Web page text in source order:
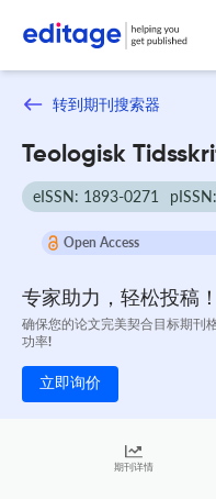
转到期刊搜索器
Teologisk
eISSN: 1893-0271
Open Access
专家助力，轻松投稿！
确保您的论文完美契合目标期刊
功率!
立即询价
期刊详情